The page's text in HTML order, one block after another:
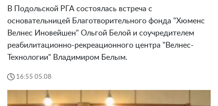
В Подольской РГА состоялась встреча с
основательницей Благотворительного фонда "Хюменс
Велнес Иновейшен" Ольгой Белой и соучредителем
реабилитационно-рекреационного центра "Велнес-
Технологии" Владимиром Белым.
16:55 05.08